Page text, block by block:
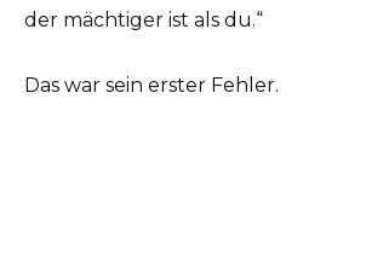
der mächtiger ist als du.“
Das war sein erster Fehler.